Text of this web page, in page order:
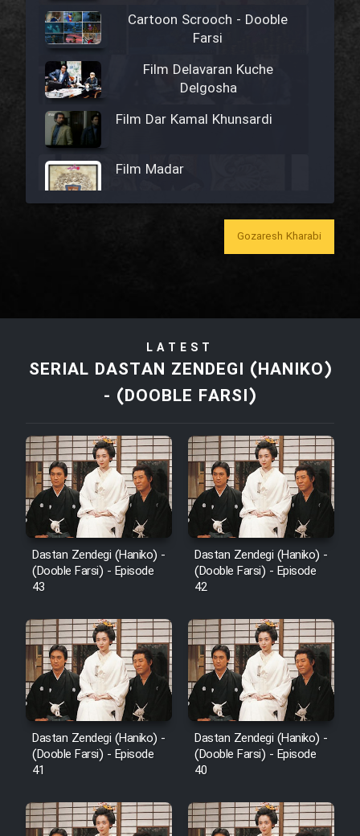
Cartoon Scrooch - Dooble
Farsi
Film Delavaran Kuche
Delgosha
Film Dar Kamal Khunsardi
Film Madar
Film Bozorg Kheily Bozorg
Film Tora Dust Daram
Film Zir Derakht Holu
Film Arabeh Marg
Film Avar
Film Behtarin Tabestan Man
Film Salam be Entezar
Film Tejarat
Film Entehaye Ghodrat
Gozaresh Kharabi
LATEST
SERIAL DASTAN ZENDEGI (HANIKO)
- (DOOBLE FARSI)
Dastan Zendegi (Haniko) -
(Dooble Farsi) - Episode
43
Dastan Zendegi (Haniko) -
(Dooble Farsi) - Episode
42
Dastan Zendegi (Haniko) -
(Dooble Farsi) - Episode
41
Dastan Zendegi (Haniko) -
(Dooble Farsi) - Episode
40